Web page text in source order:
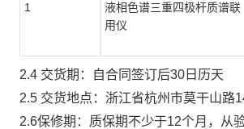
1
液相色谱三重四极杆质谱联
用仪
2.4 交货期： 自合同签订后30日历天
2.5 交货地点： 浙江省杭州市莫干山路
2.6保修期：质保期不少于12个月，从